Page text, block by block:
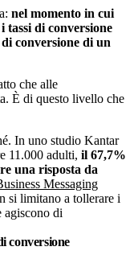
nel momento in cui
tassi di conversione
conversione di un
che alle
È di questo livello che
In uno studio Kantar
11.000 adulti, il 67,7%
una risposta da
Messaging
si limitano a tollerare i
agiscono di
conversione